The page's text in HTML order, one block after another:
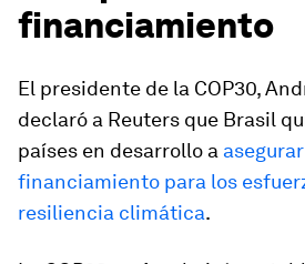
financiamiento
El presidente de la COP30,
declaró a Reuters que Brasil
países en desarrollo a
financiamiento para los
resiliencia climática.